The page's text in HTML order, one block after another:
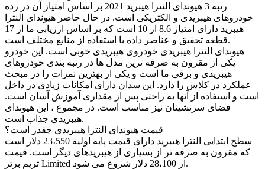
رتبه 3 هیوندای النترا هیبرید 2021 بر اساس امتیاز آن در رده
خودروهای هیبریدی و الکتریکی است. در حال حاضر هیوندای النترا
هیبرید دارای امتیاز 8.6 از 10 است که بر اساس ارزیابی ما از 17
قطعه تحقیق و عناصر داده با استفاده از منابع مختلف است.
هیوندای النترا هیبریدی خودروی هیبریدی خوبی است. این خودرو
یکی از مقرون به صرفه ترین مدل ها در رتبه بندی خودروهای
هیبریدی و برقی ما است و یکی از بهترین نمرات را در مبحث
عملکرد در کلاس را دارد. این سدان دارای امکانات زیادی در داخل
است و استفاده از آنها به راحتی پس از مقداری آموزش آسان است.
فضای سرنشینان نیز مناسب است. در مجموع ، این هیوندای
هیبریدی جذاب است.
قیمت هیوندای النترا هیبریدی چقدر است؟
سطح ابتدایی النترا هیبرید دارای قیمت پایه اولیه 23،550 دلار است
که مقرون به صرفه تر از بسیاری از هیبریدهای دیگر است. قیمت
تریم برتر Limited از 28،100 دلار شروع می شود.